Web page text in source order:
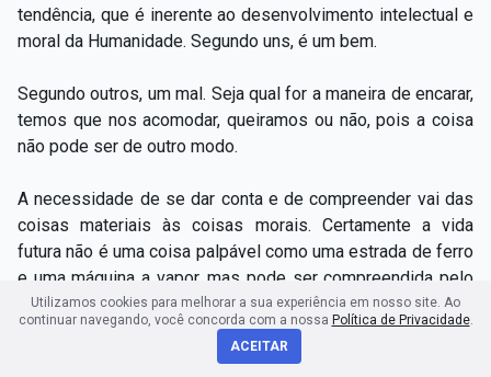
tendência, que é inerente ao desenvolvimento intelectual e
moral da Humanidade. Segundo uns, é um bem.
Segundo outros, um mal. Seja qual for a maneira de encarar,
temos que nos acomodar, queiramos ou não, pois a coisa
não pode ser de outro modo.
A necessidade de se dar conta e de compreender vai das
coisas materiais às coisas morais. Certamente a vida
futura não é uma coisa palpável como uma estrada de ferro
e uma máquina a vapor, mas pode ser compreendida pelo
raciocínio. Se o raciocínio pelo qual a gente procura
demonstrá-la não satisfizer à razão, a gente abandona
premissas e conclusões. Interroguem-se aqueles que
Utilizamos cookies para melhorar a sua experiência em nosso site. Ao
continuar navegando, você concorda com a nossa Política de Privacidade.
ACEITAR